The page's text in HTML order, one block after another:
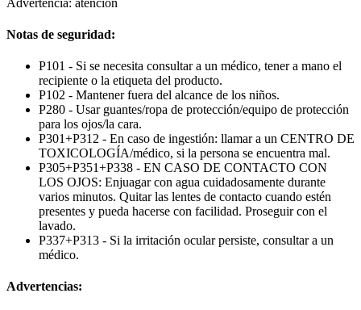
Notas de seguridad:
P101 - Si se necesita consultar a un médico, tener a mano el
recipiente o la etiqueta del producto.
P102 - Mantener fuera del alcance de los niños.
P280 - Usar guantes/ropa de protección/equipo de protección
para los ojos/la cara.
P301+P312 - En caso de ingestión: llamar a un CENTRO DE
TOXICOLOGÍA/médico, si la persona se encuentra mal.
P305+P351+P338 - EN CASO DE CONTACTO CON
LOS OJOS: Enjuagar con agua cuidadosamente durante
varios minutos. Quitar las lentes de contacto cuando estén
presentes y pueda hacerse con facilidad. Proseguir con el
lavado.
P337+P313 - Si la irritación ocular persiste, consultar a un
médico.
Advertencias: